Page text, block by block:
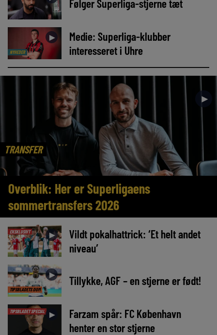
Følger Superliga-stjerne tæt
NYHEDER
►
Medie: Superliga-klubber
interesseret i Uhre
TRANSFER
►
Overblik: Her er Superligaens
sommertransfers 2026
EKSKLUSIVT ►
Vildt pokalhattrick: ‘Et helt andet
niveau’
TIPSBLADETS DOM
► Tillykke, AGF – en stjerne er født!
TIPSBLADET SPECIAL ►
Farzam spår: FC København
henter en stor stjerne